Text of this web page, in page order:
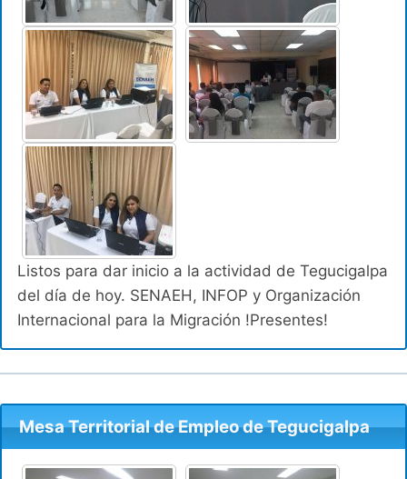
Listos para dar inicio a la actividad de Tegucigalpa
del día de hoy. SENAEH, INFOP y Organización
Internacional para la Migración !Presentes!
Mesa Territorial de Empleo de Tegucigalpa